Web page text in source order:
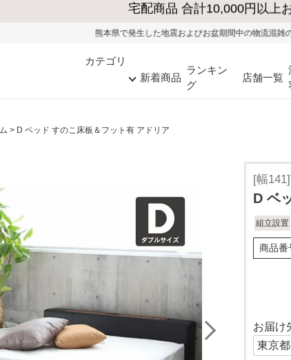
大型家具の送料・設置無
熊本県で発生した地震およびお盆期間中の物流混雑の影響により、一部地域
カテゴリ
新着商品
ランキン
グ
店舗一覧
D ベッド すのこ床板＆フット有 アドリア
[幅
D ベ
組立設置
商品番
お届け